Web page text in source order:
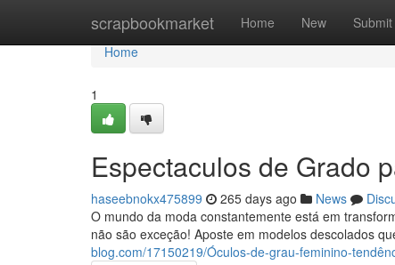
scrapbookmarket Home New Submit
Home
Home
1
Espectaculos de Grado
haseebnokx475899 265 days ago News
O mundo da moda constantemente está em
não são exceção! Aposte em modelos descolados
blog.com/17150219/Óculos-de-grau-feminino-